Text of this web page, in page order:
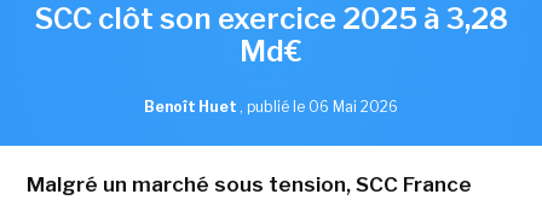
SCC clôt son exercice 2025 à 3,28
Md€
Benoît Huet , publié le 06 Mai 2026
Malgré un marché sous tension, SCC France